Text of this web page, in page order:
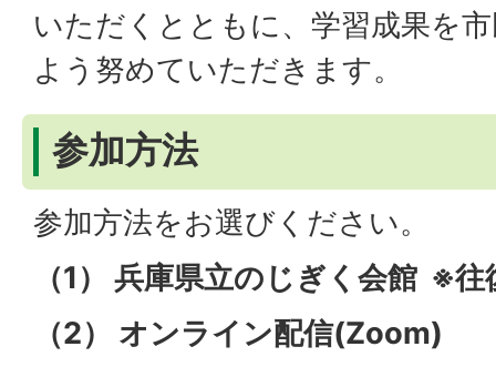
いただくとともに、学習成果を
よう努めていただきます。
参加方法
参加方法をお選びください。
（1） 兵庫県立のじぎく会館 ※
（2） オンライン配信(Zoom)